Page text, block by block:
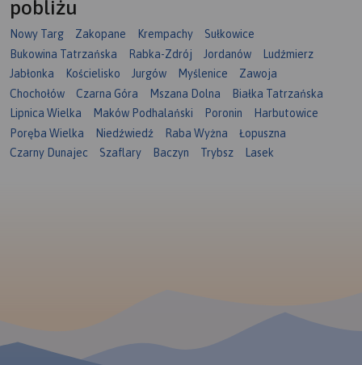
pobliżu
Nowy Targ Zakopane Krempachy
Sułkowice
Bukowina Tatrzańska
Rabka-Zdrój Jordanów
Ludźmierz
Jabłonka
Kościelisko Jurgów Myślenice
Zawoja
Chochołów
Czarna Góra Mszana Dolna
Białka Tatrzańska
Lipnica Wielka
Maków Podhalański Poronin
Harbutowice
Poręba Wielka
Niedźwiedź Raba Wyżna
Łopuszna
Czarny Dunajec
Szaflary Baczyn Trybsz Lasek